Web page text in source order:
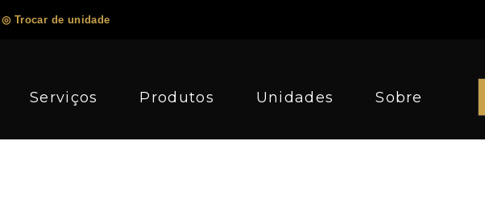
◎ Trocar de unidade
Serviços Produtos Unidades Sobre